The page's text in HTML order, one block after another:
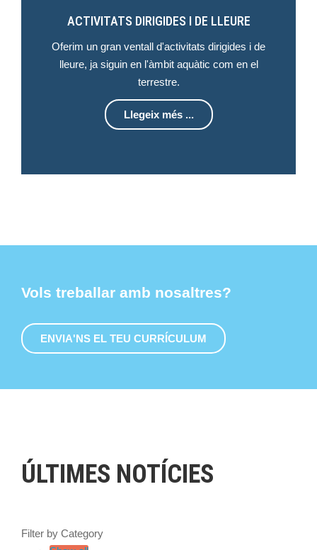
ACTIVITATS DIRIGIDES I DE LLEURE
Oferim un gran ventall d'activitats dirigides i de
lleure, ja siguin en l'àmbit aquàtic com en el
terrestre.
Llegeix més ...
Vols treballar amb nosaltres?
ENVIA'NS EL TEU CURRÍCULUM
ÚLTIMES NOTÍCIES
Filter by Category